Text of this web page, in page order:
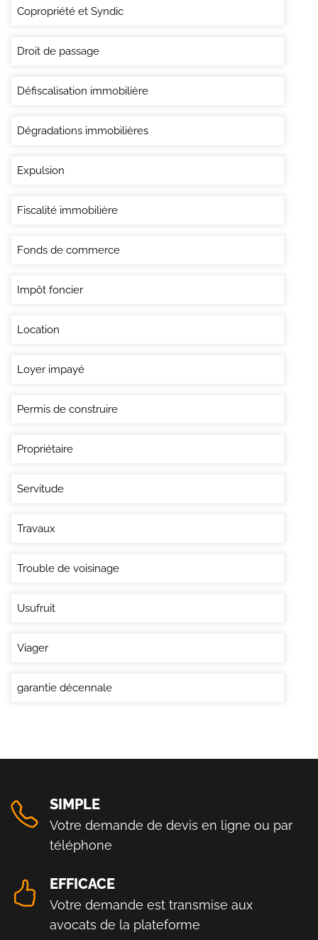
Copropriété et Syndic
Droit de passage
Défiscalisation immobilière
Dégradations immobilières
Expulsion
Fiscalité immobilière
Fonds de commerce
Impôt foncier
Location
Loyer impayé
Permis de construire
Propriétaire
Servitude
Travaux
Trouble de voisinage
Usufruit
Viager
garantie décennale
SIMPLE
Votre demande de devis en ligne ou par
téléphone
EFFICACE
Votre demande est transmise aux
avocats de la plateforme